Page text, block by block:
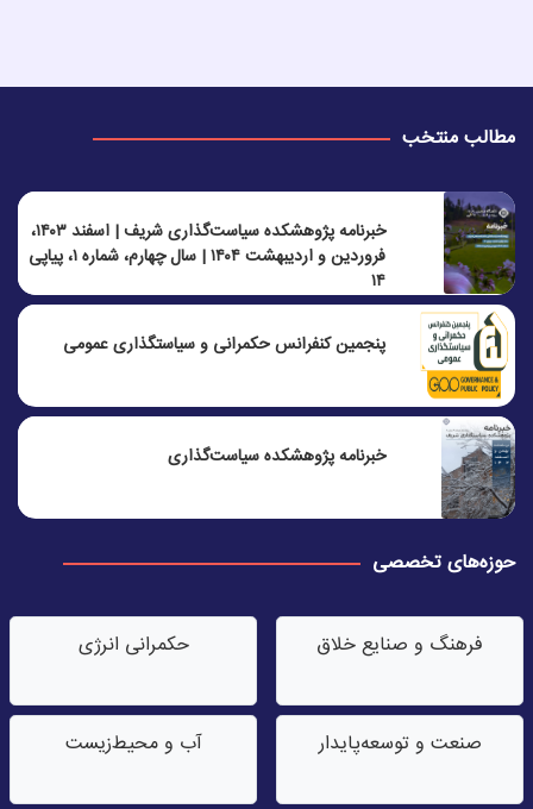
مطالب منتخب
خبرنامه پژوهشکده سیاست‌گذاری شریف | اسفند ۱۴۰۳،
فروردین و اردیبهشت ۱۴۰۴ | سال چهارم، شماره ۱، پیاپی
۱۴
پنجمين كنفرانس حكمرانی و سياستگذاری عمومی
خبرنامه پژوهشکده سیاست‌گذاری
حوزه‌های تخصصی
فرهنگ و صنایع خلاق حکمرانی انرژی
صنعت‌ و توسعه‌پایدار آب‌ و محیط‌زیست